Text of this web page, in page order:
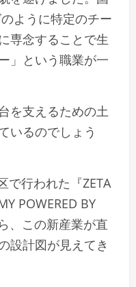
ように特定のチー
専念することで生
」という職業が一
を支えるための土
いるのでしょう
で行われた『ZETA
POWERED BY
、この新産業が直
設計図が見えてき